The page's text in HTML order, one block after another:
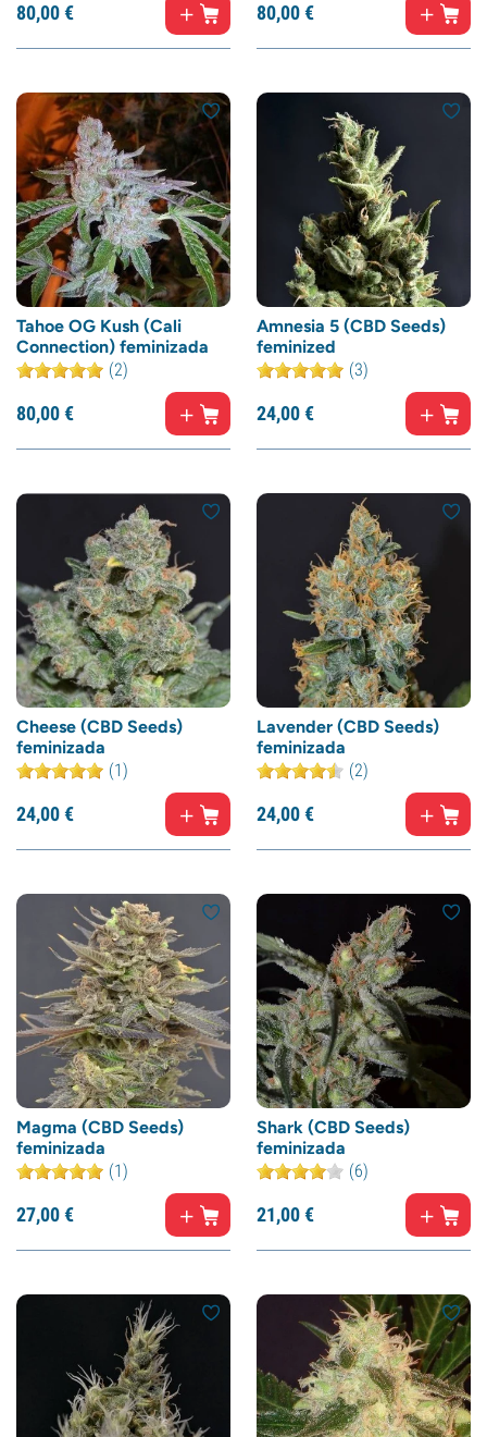
80,00€ 80,00€
Tahoe OG Kush (Cali
Connection) feminizada
(2)
80,00€
Amnesia 5 (CBD Seeds)
feminized
(3)
24,00€
Cheese (CBD Seeds)
feminizada
(1)
24,00€
Lavender (CBD Seeds)
feminizada
(2)
24,00€
Magma (CBD Seeds)
feminizada
(1)
27,00€
Shark (CBD Seeds)
feminizada
(6)
21,00€